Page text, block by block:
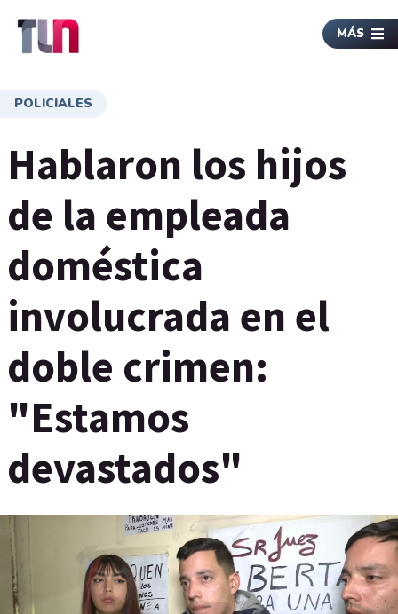
MÁS
POLICIALES
Hablaron los hijos
de la empleada
doméstica
involucrada en el
doble crimen:
"Estamos
devastados"